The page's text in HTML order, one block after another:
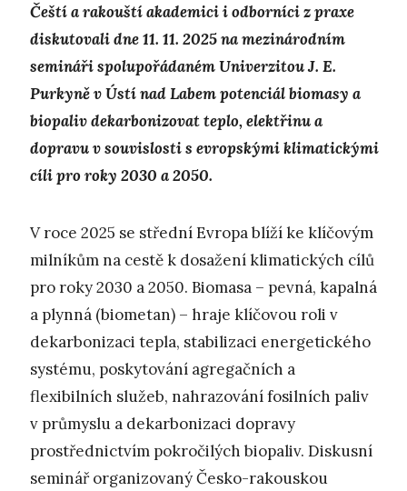
Čeští a rakouští akademici i odborníci z praxe
diskutovali dne 11. 11. 2025 na mezinárodním
semináři spolupořádaném Univerzitou J. E.
Purkyně v Ústí nad Labem potenciál biomasy a
biopaliv dekarbonizovat teplo, elektřinu a
dopravu v souvislosti s evropskými klimatickými
cíli pro roky 2030 a 2050.
V roce 2025 se střední Evropa blíží ke klíčovým
milníkům na cestě k dosažení klimatických cílů
pro roky 2030 a 2050. Biomasa – pevná, kapalná
a plynná (biometan) – hraje klíčovou roli v
dekarbonizaci tepla, stabilizaci energetického
systému, poskytování agregačních a
flexibilních služeb, nahrazování fosilních paliv
v průmyslu a dekarbonizaci dopravy
prostřednictvím pokročilých biopaliv. Diskusní
seminář organizovaný Česko-rakouskou